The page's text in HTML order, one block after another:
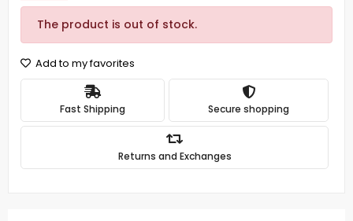
The product is out of stock.
Add to my favorites
Fast Shipping Secure shopping
Returns and Exchanges